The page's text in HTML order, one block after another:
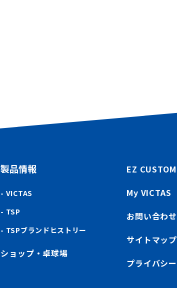
製品情報
VICTAS
TSP
TSPブランドヒストリー
ショップ・卓球場
EZ CUSTOM
My VICTAS
お問い合わせ
サイトマップ
プライバシ